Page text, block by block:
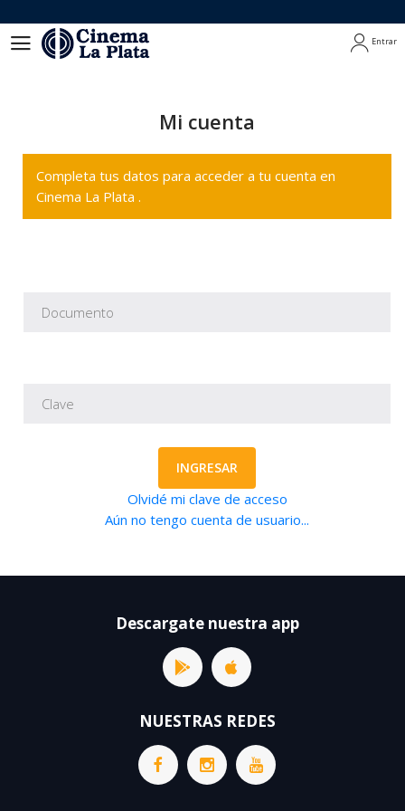
Entrar
Mi cuenta
Completa tus datos para acceder a tu cuenta en
Cinema La Plata .
INGRESAR
Olvidé mi clave de acceso
Aún no tengo cuenta de usuario...
Descargate nuestra app
NUESTRAS REDES